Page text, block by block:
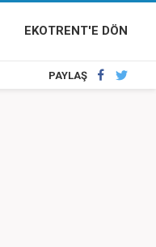
EKOTRENT'E DÖN
PAYLAŞ